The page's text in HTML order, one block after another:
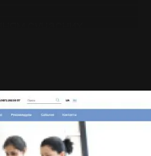
дозволяють
зробити контент
навколо
їх рівнів
користувачам